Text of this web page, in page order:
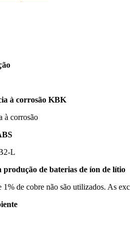
à corrosão KBK
à corrosão
L
produção de baterias de íon de lítio
1% de cobre não são utilizados. As